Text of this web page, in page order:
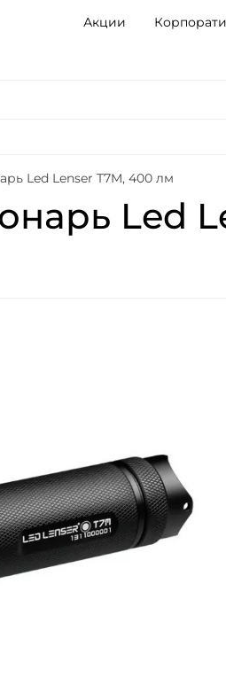
Акции
Led Lenser T7M, 400 лм
Led